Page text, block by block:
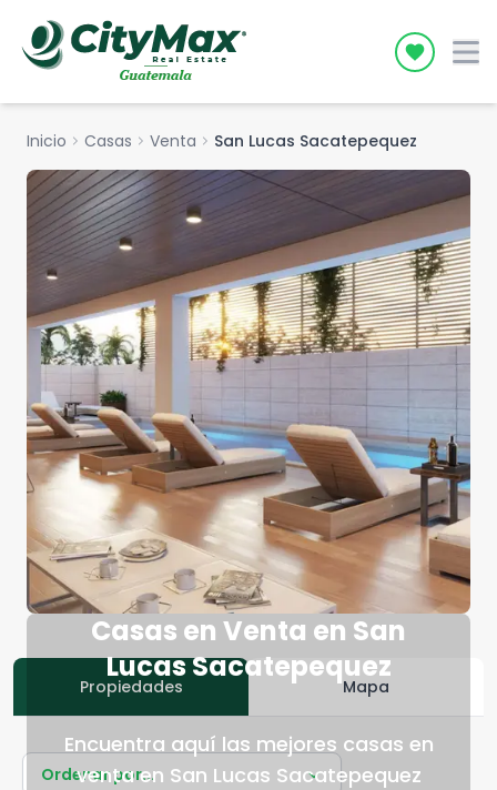
Icon
Inicio chevron_right Casas chevron_right Venta chevron_right San Lucas Sacatepequez
Casas en Venta en San
Lucas Sacatepequez
Encuentra aquí las mejores casas en
venta en San Lucas Sacatepequez
Propiedades Mapa
Ordenar por...